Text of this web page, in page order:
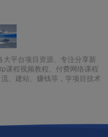
大平台项目资源、专注分享新
课程视频教程、付费网络课程
、建站、赚钱等，学项目技术